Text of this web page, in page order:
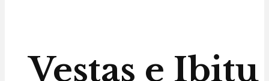
Vestas e Ibitu